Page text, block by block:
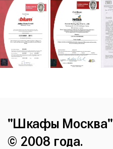
"Шкафы Москва"
© 2008 года.